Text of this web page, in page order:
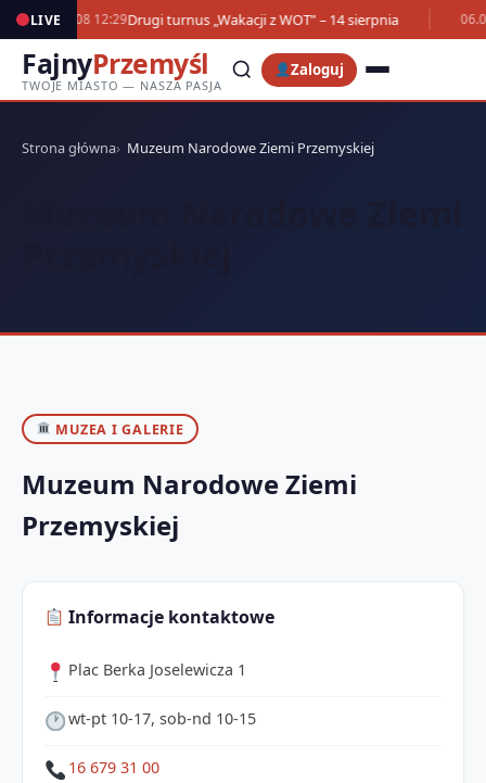
LIVE07.08 12:29Drugi turnus „Wakacji z WOT” – 14 sierpnia
FajnyPrzemyśl
TWOJE MIASTO — NASZA PASJA
Zaloguj
Strona główna Muzeum Narodowe Ziemi Przemyskiej
MUZEA I GALERIE
Muzeum Narodowe Ziemi
Przemyskiej
Informacje kontaktowe
Plac Berka Joselewicza 1
wt-pt 10-17, sob-nd 10-15
16 679 31 00